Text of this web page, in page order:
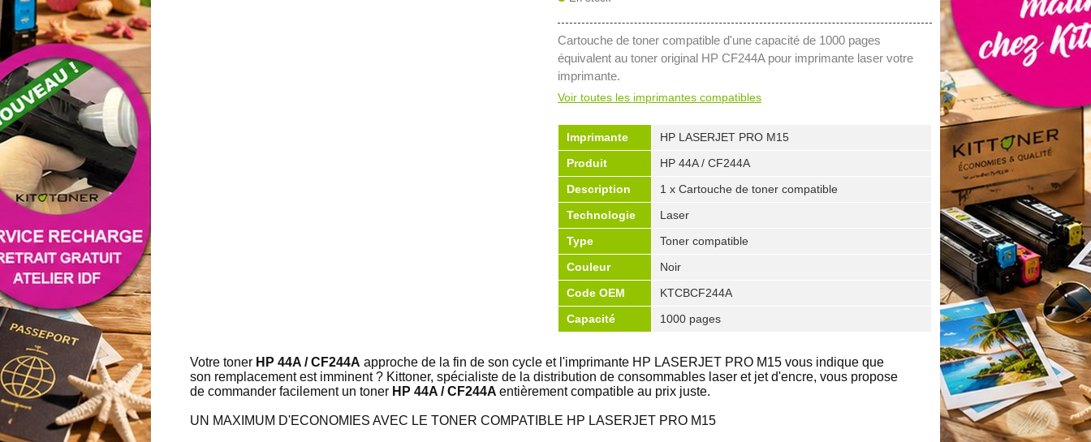
Cartouche de toner compatible d'une capacité de 1000 pages
équivalent au toner original HP CF244A pour imprimante laser votre
imprimante.
Voir toutes les imprimantes compatibles
Imprimante
HP LASERJET PRO M15
Produit
HP 44A / CF244A
Description
1 x Cartouche de toner compatible
Technologie
Laser
Type
Toner compatible
Couleur
Noir
Code OEM
KTCBCF244A
Capacité
1000 pages
Votre toner HP 44A / CF244A approche de la fin de son cycle et l'imprimante HP LASERJET PRO M15 vous indique que
son remplacement est imminent ? Kittoner, spécialiste de la distribution de consommables laser et jet d'encre, vous propose
de commander facilement un toner HP 44A / CF244A entièrement compatible au prix juste.
UN MAXIMUM D'ECONOMIES AVEC LE TONER COMPATIBLE HP LASERJET PRO M15